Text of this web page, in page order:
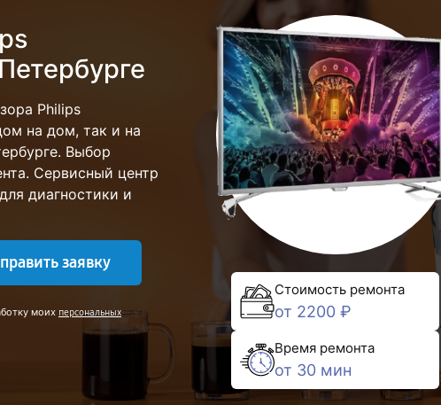
Philips
на дом, так и на
Выбор
Сервисный центр
диагностики и
заявку
моих персональных
Стоимость ремонта
от 2200 ₽
Время ремонта
от 30 мин